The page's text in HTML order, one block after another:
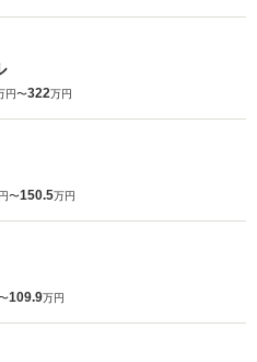
円〜322万円
〜150.5万円
109.9万円